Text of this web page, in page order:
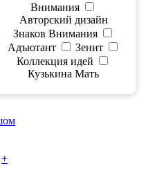
Внимания
Авторский дизайн
Знаков Внимания
Адъютант
Зенит
Коллекция идей
Кузькина Мать
+